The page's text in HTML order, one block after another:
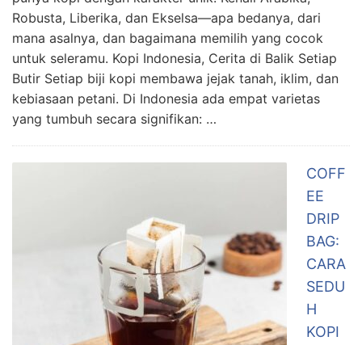
Robusta, Liberika, dan Ekselsa—apa bedanya, dari
mana asalnya, dan bagaimana memilih yang cocok
untuk seleramu. Kopi Indonesia, Cerita di Balik Setiap
Butir Setiap biji kopi membawa jejak tanah, iklim, dan
kebiasaan petani. Di Indonesia ada empat varietas
yang tumbuh secara signifikan: …
COFF
EE
DRIP
BAG:
CARA
SEDU
H
KOPI